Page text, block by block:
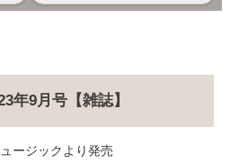
年9月号【雑誌】
ージックより発売